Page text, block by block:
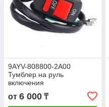
9AYV-808800-2A00
Тумблер на руль
включения
противотуманок CFMOTO
X8HO/X10 (кнопка)
от 6 000 ₸